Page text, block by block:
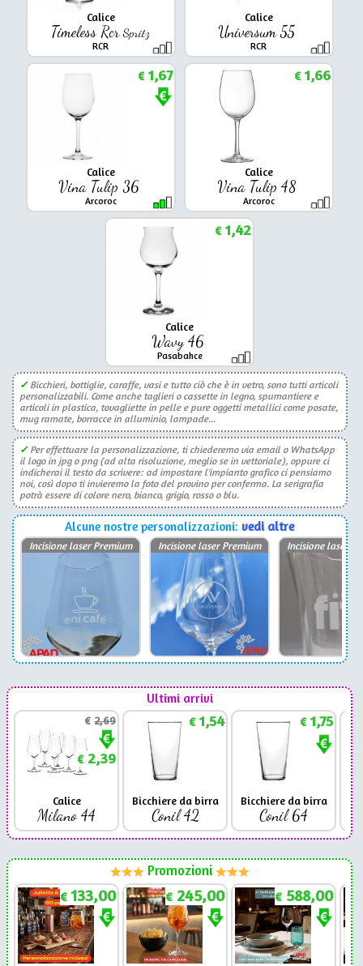
Calice
Timeless RcrSpritz
RCR
Calice
Universum 55
RCR
Calice
Vina Tulip 36
Arcoroc
€1,67
Calice
Vina Tulip 48
Arcoroc
€1,66
Calice
Wavy 46
Pasabahce
€1,42
✓Bicchieri, bottiglie, caraffe, vasi e tutto ciò che è in vetro, sono tutti articoli
personalizzabili. Come anche taglieri o cassette in legno, spumantiere e
articoli in plastica, tovagliette in pelle e pure oggetti metallici come posate,
mug ramate, borracce in alluminio, lampade...
✓Per effettuare la personalizzazione, ti chiederemo via email o WhatsApp
il logo in jpg o png (ad alta risoluzione, meglio se in vettoriale), oppure ci
indicherai il testo da scrivere: ad impostare l'impianto grafico ci pensiamo
noi, così dopo ti invieremo la foto del provino per conferma. La serigrafia
potrà essere di colore nero, bianco, grigio, rosso o blu.
Alcune nostre personalizzazioni: vedi altre
Incisione laser Premium Incisione laser Premium Incisione laser
Ultimi arrivi
€2,69
€2,39
Calice
Milano 44
€1,54
Bicchiere da birra
Conil 42
€1,75
Bicchiere da birra
Conil 64
Promozioni
€ 133,00 € 245,00 € 588,00